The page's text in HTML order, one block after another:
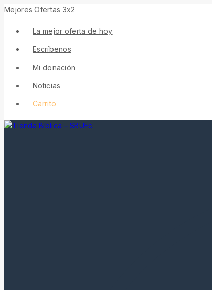
Mejores Ofertas 3x2
La mejor oferta de hoy
Escríbenos
Mi donación
Noticias
Carrito